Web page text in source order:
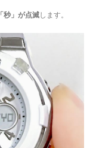
「秒」が点滅します。